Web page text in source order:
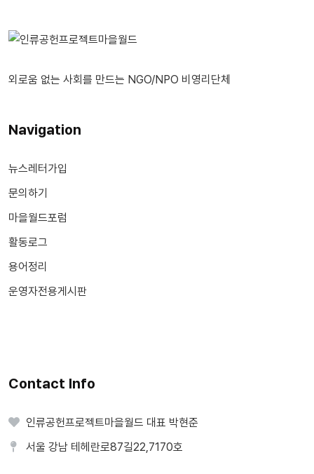
외로움 없는 사회를 만드는 NGO/NPO 비영리단체
Navigation
뉴스레터가입
문의하기
마을월드포럼
활동로그
용어정리
운영자전용게시판
Contact Info
인류공헌프로젝트마을월드 대표 박현준
서울 강남 테헤란로87길22,7170호